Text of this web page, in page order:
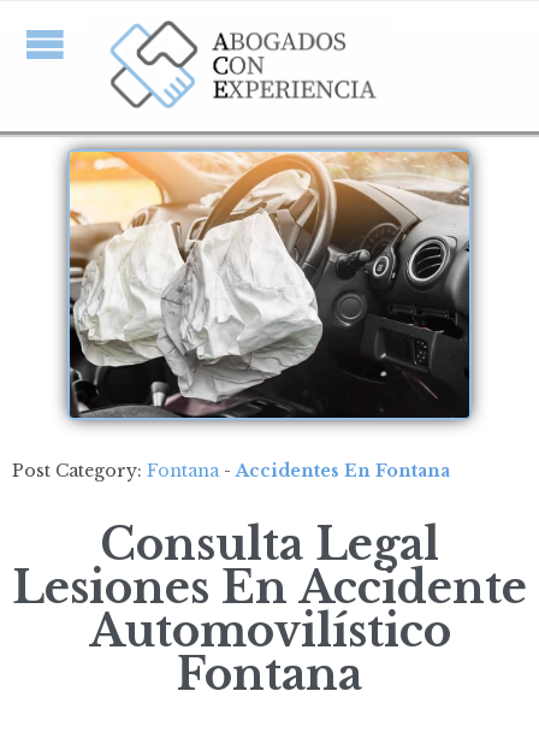
Post Category: Fontana-Accidentes En Fontana
Consulta Legal
Lesiones En Accidente
Automovilístico
Fontana